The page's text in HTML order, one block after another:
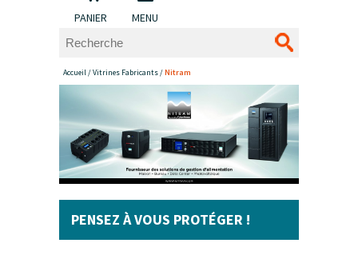
PANIER MENU
Accueil/Vitrines Fabricants/Nitram
PENSEZ À VOUS PROTÉGER !